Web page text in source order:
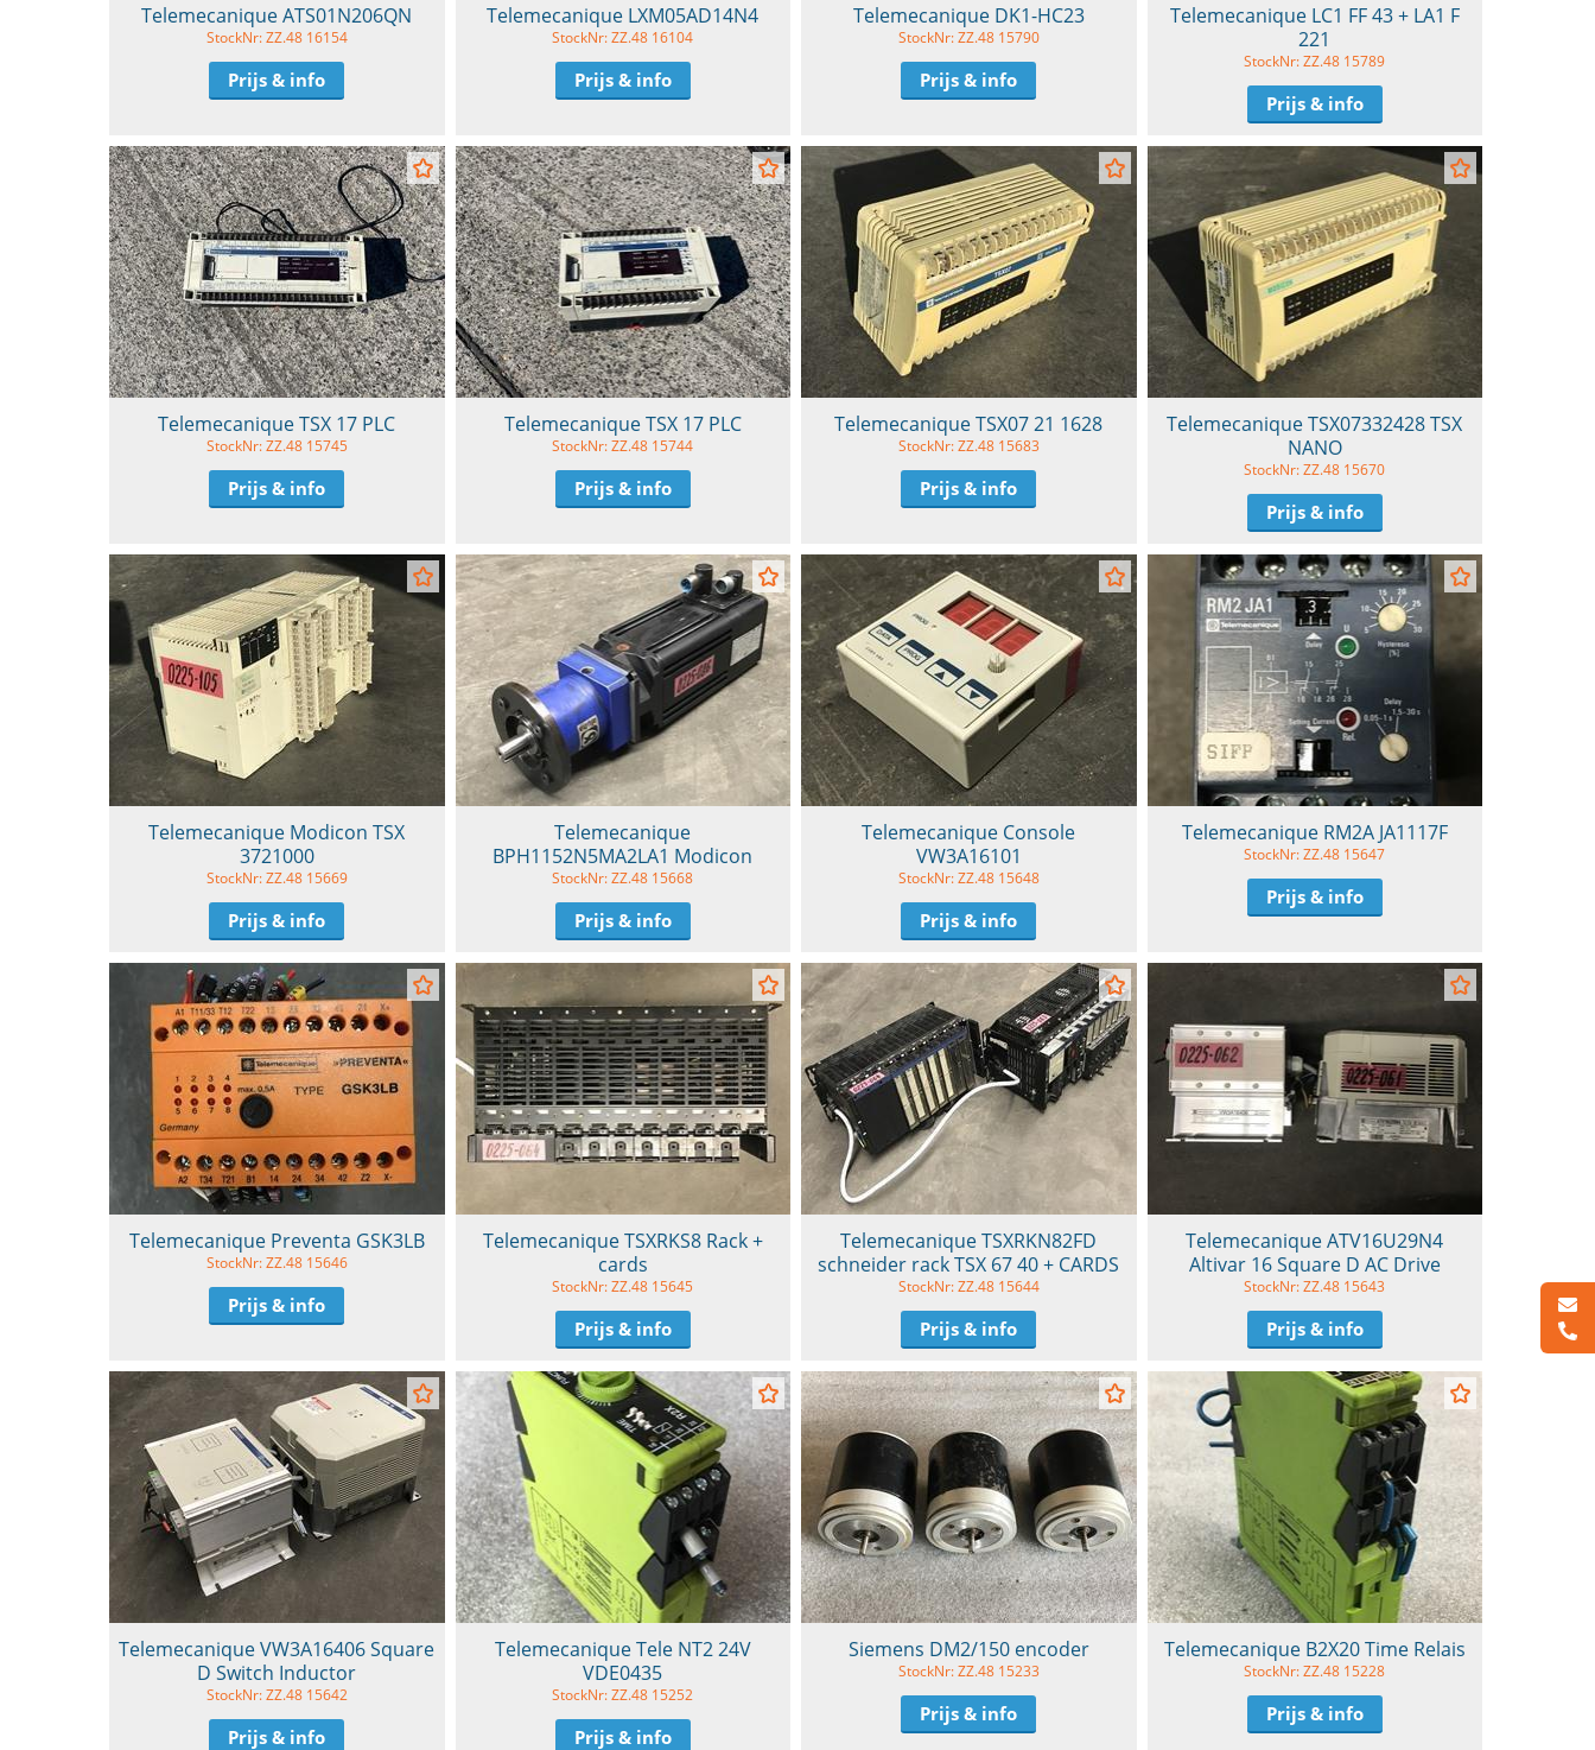
Telemecanique ATS01N206QN
StockNr: ZZ.48 16154
Prijs & info
Telemecanique LXM05AD14N4
StockNr: ZZ.48 16104
Prijs & info
Telemecanique DK1-HC23
StockNr: ZZ.48 15790
Prijs & info
Telemecanique LC1 FF 43 + LA1 F
221
StockNr: ZZ.48 15789
Prijs & info
Telemecanique TSX 17 PLC
StockNr: ZZ.48 15745
Prijs & info
Telemecanique TSX 17 PLC
StockNr: ZZ.48 15744
Prijs & info
Telemecanique TSX07 21 1628
StockNr: ZZ.48 15683
Prijs & info
Telemecanique TSX07332428 TSX
NANO
StockNr: ZZ.48 15670
Prijs & info
Telemecanique Modicon TSX
3721000
StockNr: ZZ.48 15669
Prijs & info
Telemecanique
BPH1152N5MA2LA1 Modicon
StockNr: ZZ.48 15668
Prijs & info
Telemecanique Console
VW3A16101
StockNr: ZZ.48 15648
Prijs & info
Telemecanique RM2A JA1117F
StockNr: ZZ.48 15647
Prijs & info
Telemecanique Preventa GSK3LB
StockNr: ZZ.48 15646
Prijs & info
Telemecanique TSXRKS8 Rack +
cards
StockNr: ZZ.48 15645
Prijs & info
Telemecanique TSXRKN82FD
schneider rack TSX 67 40 + CARDS
StockNr: ZZ.48 15644
Prijs & info
Telemecanique ATV16U29N4
Altivar 16 Square D AC Drive
StockNr: ZZ.48 15643
Prijs & info
Telemecanique VW3A16406 Square
D Switch Inductor
StockNr: ZZ.48 15642
Prijs & info
Telemecanique Tele NT2 24V
VDE0435
StockNr: ZZ.48 15252
Prijs & info
Siemens DM2/150 encoder
StockNr: ZZ.48 15233
Prijs & info
Telemecanique B2X20 Time Relais
StockNr: ZZ.48 15228
Prijs & info